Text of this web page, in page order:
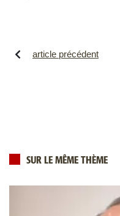
article précédent
SUR LE MÊME THÈME